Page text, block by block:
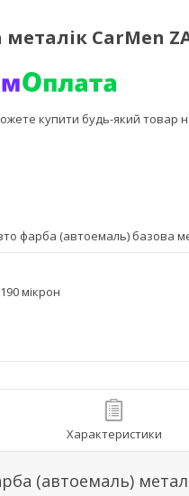
CarMen
купити будь-який товар
(автоемаль) базова
мікрон
Характеристики
(автоемаль)